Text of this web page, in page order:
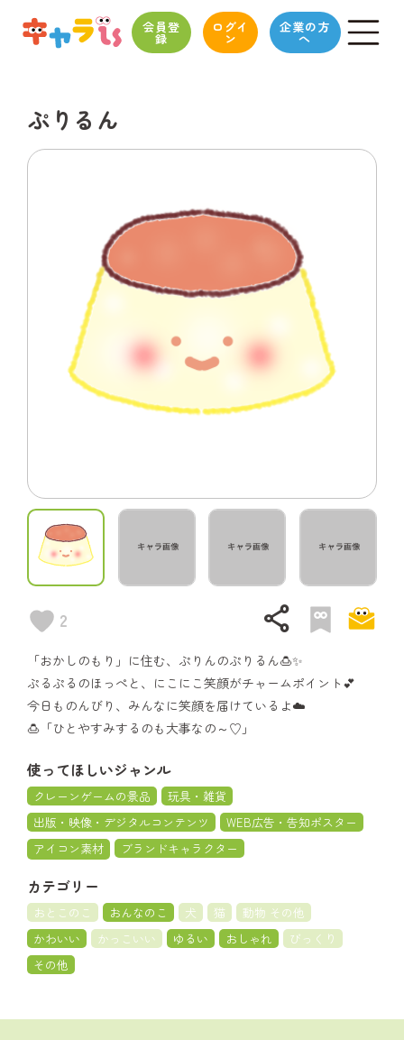
会員登
録
ログイ
ン
企業の方
へ
ぷりるん
2 share
「おかしのもり」に住む、ぷりんのぷりるん🍮✨
ぷるぷるのほっぺと、にこにこ笑顔がチャームポイント💕
今日ものんびり、みんなに笑顔を届けているよ☁️
🍮「ひとやすみするのも大事なの～♡」
使ってほしいジャンル
クレーンゲームの景品
玩具・雑貨
出版・映像・デジタルコンテンツ
WEB広告・告知ポスター
アイコン素材
ブランドキャラクター
カテゴリー
おとこのこ おんなのこ 犬 猫
動物 その他
かわいい
かっこいい ゆるい おしゃれ
びっくり
その他